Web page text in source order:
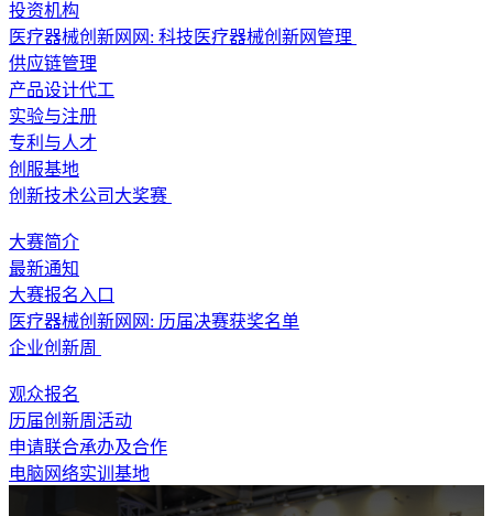
投资机构
医疗器械创新网网: 科技医疗器械创新网管理
供应链管理
产品设计代工
实验与注册
专利与人才
创服基地
创新技术公司大奖赛
大赛简介
最新通知
大赛报名入口
医疗器械创新网网: 历届决赛获奖名单
企业创新周
观众报名
历届创新周活动
申请联合承办及合作
电脑网络实训基地